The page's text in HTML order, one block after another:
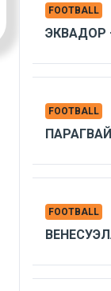
FOOTBALL
ЭКВАДОР
FOOTBALL
FOOTBALL